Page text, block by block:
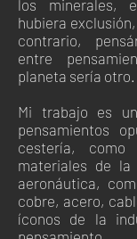
los minerales,
hubiera
contrario,
entre
planeta sería otro.
Mi trabajo es
pensamientos
cestería, como
materiales de
aeronáutica,
cobre, acero,
íconos de la